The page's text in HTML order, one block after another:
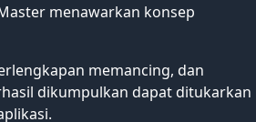
menawarkan konsep
memancing, dan
dikumpulkan dapat ditukarkan